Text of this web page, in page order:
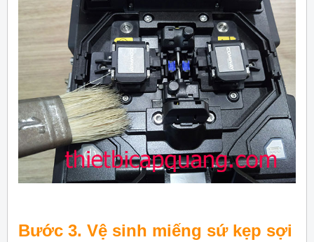
Bước 3. Vệ sinh miếng sứ kẹp sợi